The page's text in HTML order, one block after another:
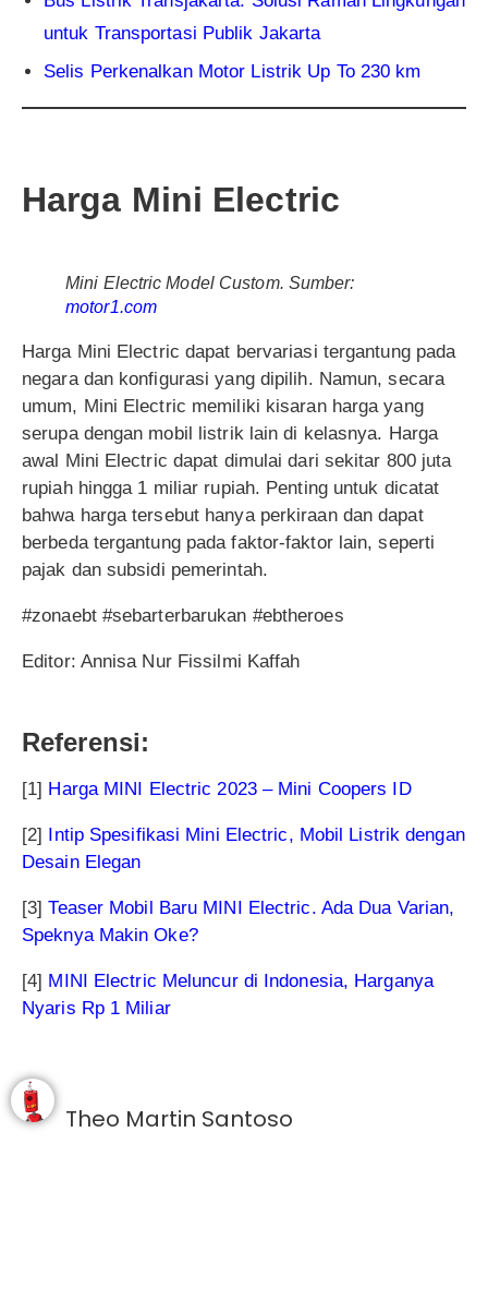
untuk Transportasi Publik Jakarta
Selis Perkenalkan Motor Listrik Up To 230 km
Harga Mini Electric
Mini Electric Model Custom. Sumber:
motor1.com
Harga Mini Electric dapat bervariasi tergantung pada
negara dan konfigurasi yang dipilih. Namun, secara
umum, Mini Electric memiliki kisaran harga yang
serupa dengan mobil listrik lain di kelasnya. Harga
awal Mini Electric dapat dimulai dari sekitar 800 juta
rupiah hingga 1 miliar rupiah. Penting untuk dicatat
bahwa harga tersebut hanya perkiraan dan dapat
berbeda tergantung pada faktor-faktor lain, seperti
pajak dan subsidi pemerintah.
#zonaebt #sebarterbarukan #ebtheroes
Editor: Annisa Nur Fissilmi Kaffah
Referensi:
[1] Harga MINI Electric 2023 – Mini Coopers ID
[2] Intip Spesifikasi Mini Electric, Mobil Listrik dengan
Desain Elegan
[3]Teaser Mobil Baru MINI Electric. Ada Dua Varian,
Speknya Makin Oke?
[4] MINI Electric Meluncur di Indonesia, Harganya
Nyaris Rp 1 Miliar
Theo Martin Santoso